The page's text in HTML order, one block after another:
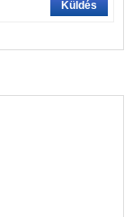
Küldés